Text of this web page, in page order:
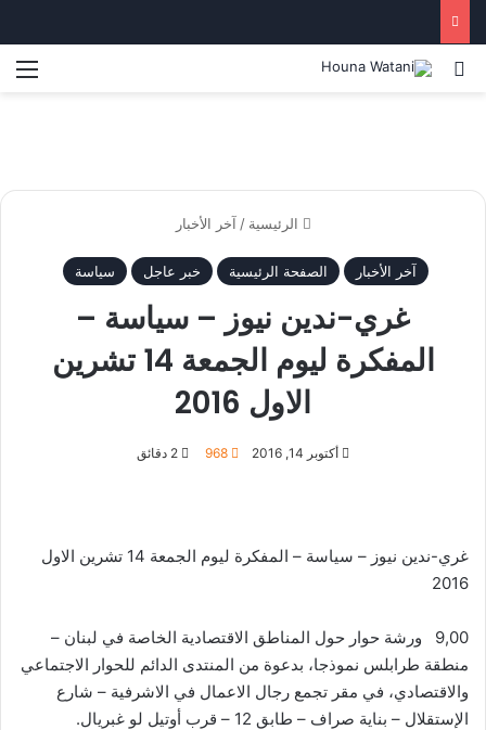
بحث عن
الرئيسية / آخر الأخبار
آخر الأخبار الصفحة الرئيسية خبر عاجل سياسة
غري-ندين نيوز – سياسة –
المفكرة ليوم الجمعة 14 تشرين
الاول 2016
أكتوبر 14, 2016 968
غري-ندين نيوز – سياسة – المفكرة ليوم الجمعة 14 تشرين الاول
2016
9,00 ورشة حوار حول المناطق الاقتصادية الخاصة في لبنان –
منطقة طرابلس نموذجا، بدعوة من المنتدى الدائم للحوار الاجتماعي
والاقتصادي، في مقر تجمع رجال الاعمال في الاشرفية – شارع
الإستقلال – بناية صراف – طابق 12 – قرب أوتيل لو غبريال.